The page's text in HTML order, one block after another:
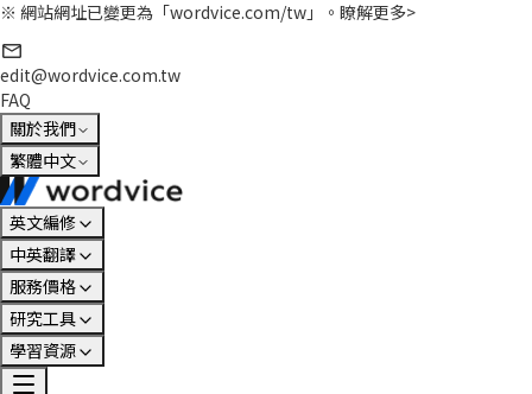
※ 網站網址已變更為「wordvice.com/tw」。 瞭解更多>
edit@wordvice.com.tw
FAQ
關於我們
繁體中文
英文編修
中英翻譯
服務價格
研究工具
學習資源